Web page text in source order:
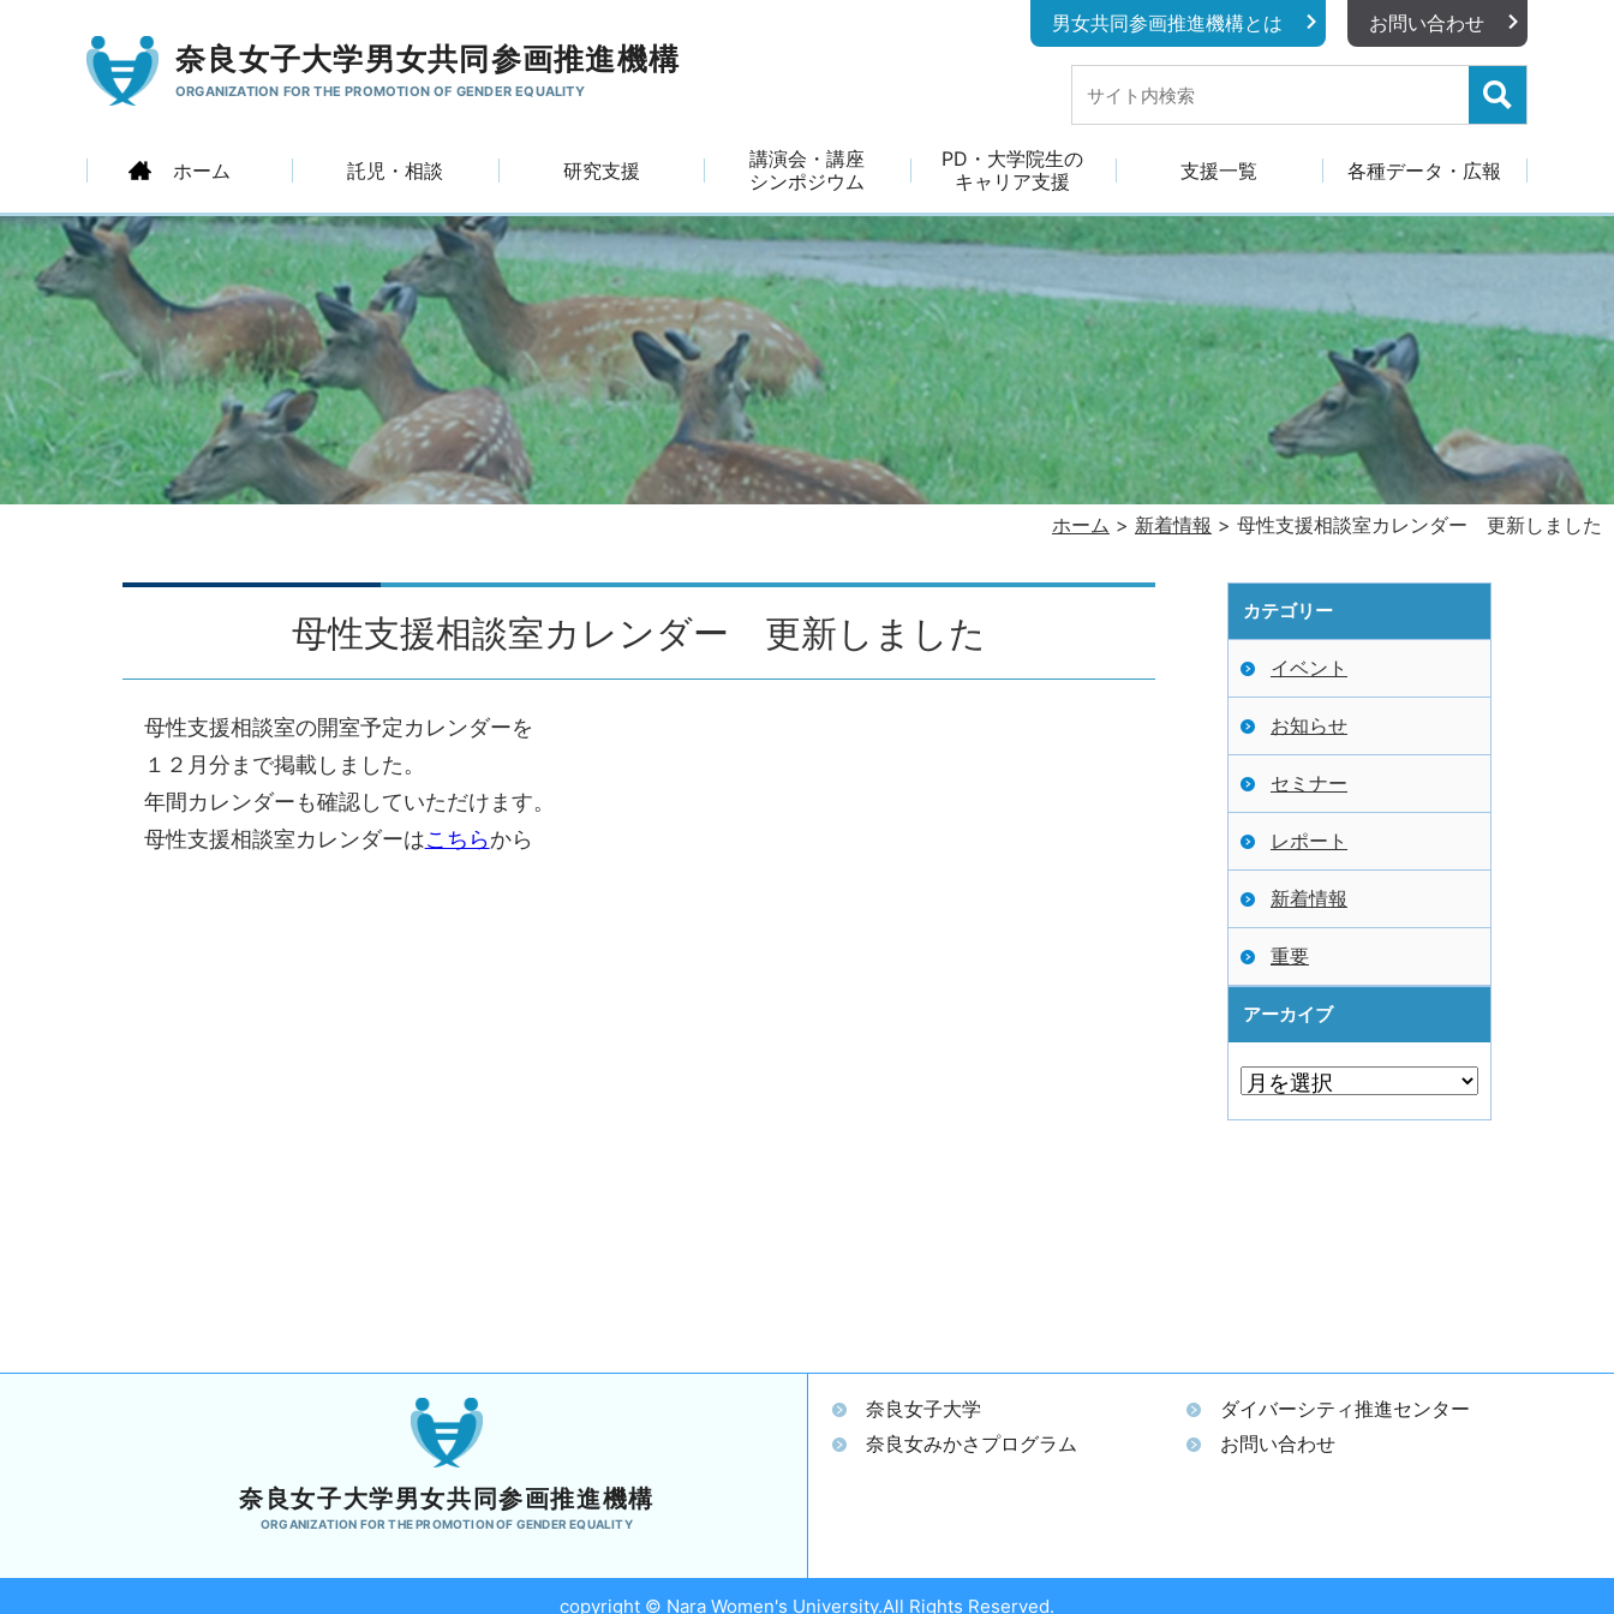
奈良女子大学男女共同参画推進機構
ORGANIZATION FOR THE PROMOTIONOF GENDER EQUALITY
男女共同参画推進機構とは お問い合わせ
ホーム 託児・相談 研究支援
講演会・講座
シンポジウム
PD・大学院生の
キャリア支援
支援一覧 各種データ・広報
ホーム > 新着情報 > 母性支援相談室カレンダー 更新しました
母性支援相談室カレンダー 更新しました
母性支援相談室の開室予定カレンダーを
１２月分まで掲載しました。
年間カレンダーも確認していただけます。
母性支援相談室カレンダーはこちらから
カテゴリー
イベント
お知らせ
セミナー
レポート
新着情報
重要
アーカイブ
奈良女子大学男女共同参画推進機構
ORGANIZATION FOR THE PROMOTION OF GENDER EQUALITY
奈良女子大学
ダイバーシティ推進センター
奈良女みかさプログラム
お問い合わせ
copyright © Nara Women's University.All Rights Reserved.